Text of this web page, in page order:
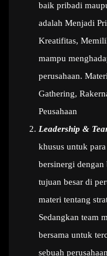
baik pribadi
adalah Menjadi
Kreatifitas,
mampu
perusahaan.
Gathering,
Peusahaan
Leadership &
khusus untuk
bersinergi dengan
tujuan besar di
materi tentang
Sedangkan team
bersama untuk
sebuah